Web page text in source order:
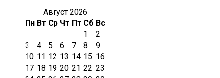
Август 2026
Пн Вт Ср Чт Пт Сб Вс
1
2
3
4 5 6 7 8
9
10 11 12 13 14 15 16
17 18 19 20 21 22 23